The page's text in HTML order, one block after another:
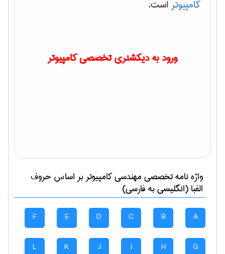
کامپیوتراست.
ورود به دیکشنری تخصصی کامپیوتر
واژه نامه تخصصیمهندسی كامپيوتربر اساس حروف
الفبا (انگلیسی به فارسی)
A
B
C
D
E
F
G
H
I
J
K
L